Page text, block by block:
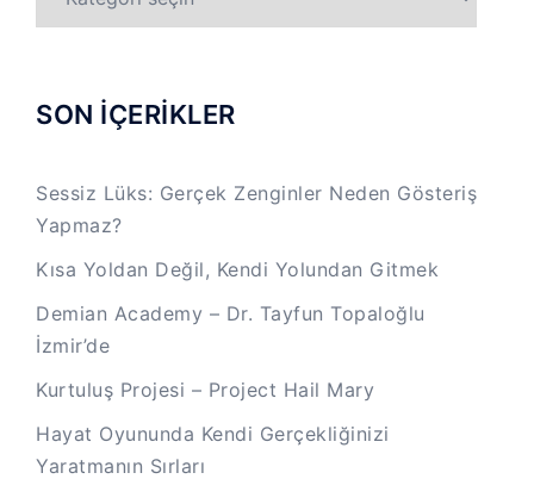
KATEGORİLER
SON İÇERİKLER
Sessiz Lüks: Gerçek Zenginler Neden Gösteriş
Yapmaz?
Kısa Yoldan Değil, Kendi Yolundan Gitmek
Demian Academy – Dr. Tayfun Topaloğlu
İzmir’de
Kurtuluş Projesi – Project Hail Mary
Hayat Oyununda Kendi Gerçekliğinizi
Yaratmanın Sırları